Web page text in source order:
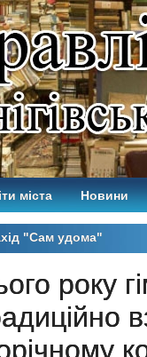
міста Новини
"Сам удома"
року